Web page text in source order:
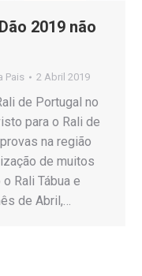
2019 não
Pais 2 Abril 2019
de Portugal no
para o Rali de
na região
de muitos
Rali Tábua e
de Abril,…